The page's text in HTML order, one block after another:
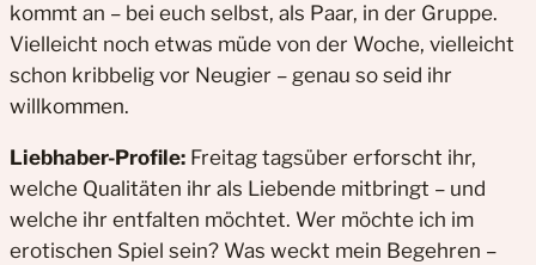
kommt an – bei euch selbst, als Paar, in der Gruppe.
Vielleicht noch etwas müde von der Woche, vielleicht
schon kribbelig vor Neugier – genau so seid ihr
willkommen.
Liebhaber-Profile: Freitag tagsüber erforscht ihr,
welche Qualitäten ihr als Liebende mitbringt – und
welche ihr entfalten möchtet. Wer möchte ich im
erotischen Spiel sein? Was weckt mein Begehren –